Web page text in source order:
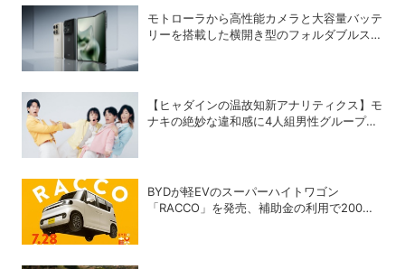
モトローラから高性能カメラと大容量バッテ
リーを搭載した横開き型のフォルダブルスマ
【ヒャダインの温故知新アナリティクス】モ
ナキの絶妙な違和感に4人組男性グループの
BYDが軽EVのスーパーハイトワゴン
「RACCO」を発売、補助金の利用で200万